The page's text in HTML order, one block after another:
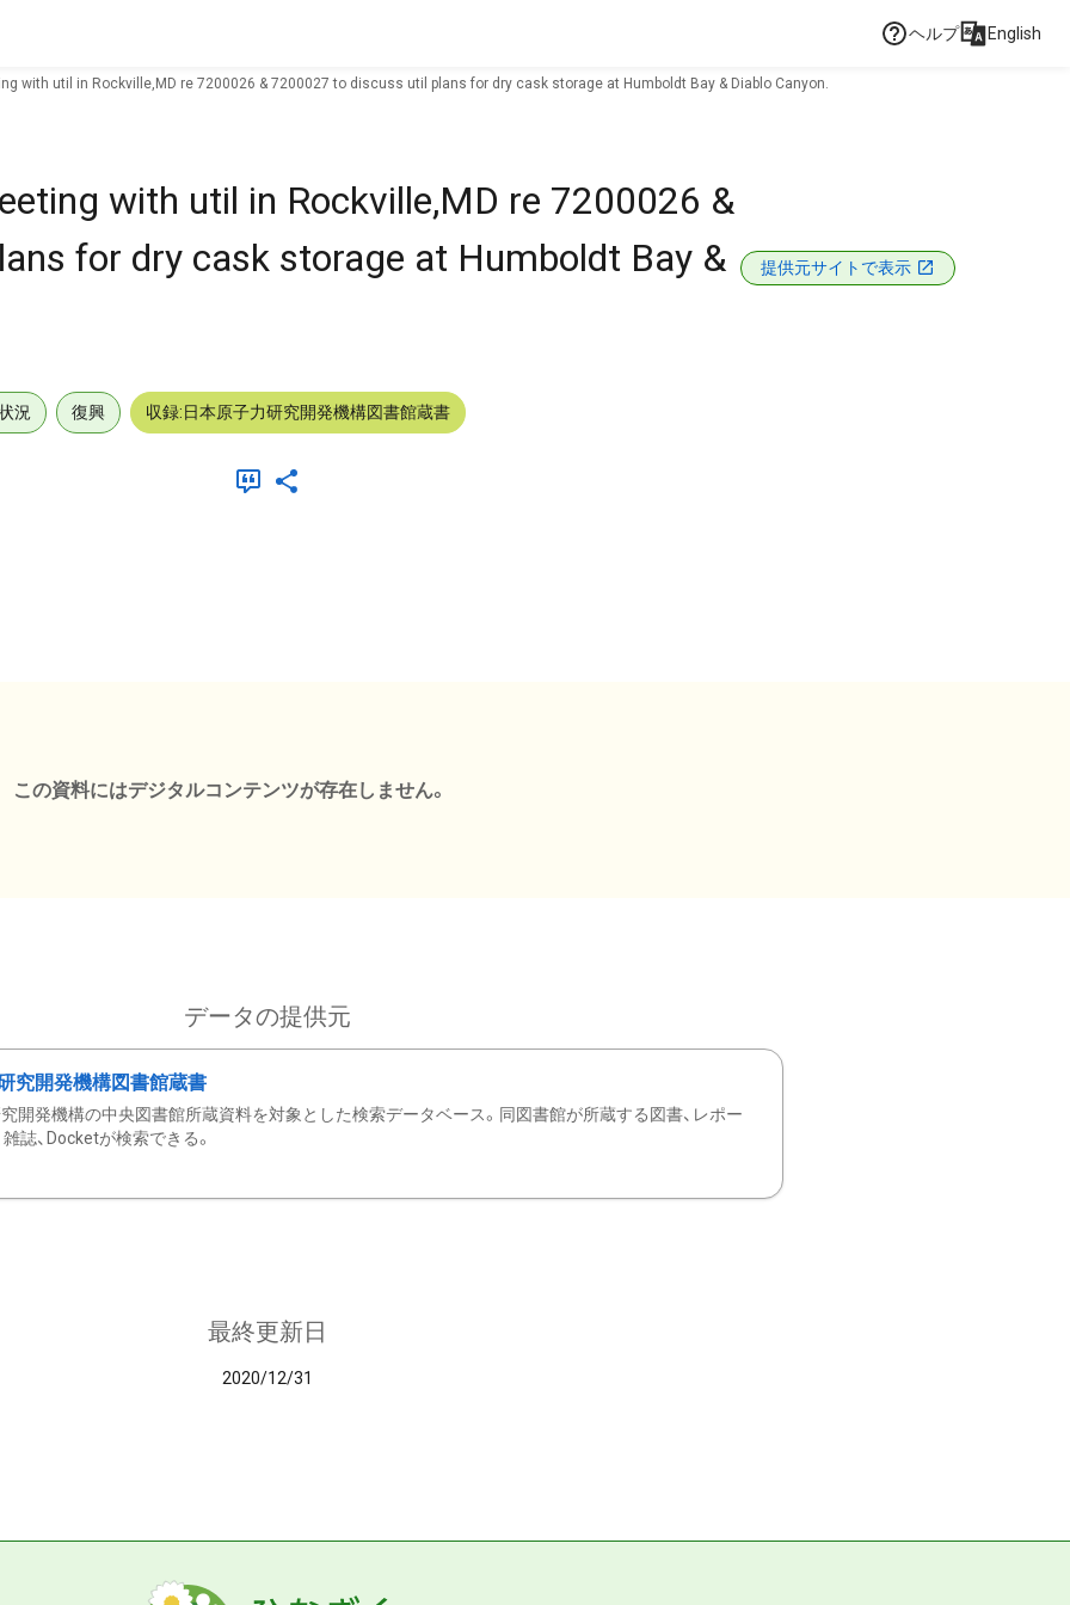
ヘルプ English
with util in Rockville,MD re 7200026 & 7200027 to discuss util plans for dry cask storage at Humboldt Bay & Diablo Canyon.
with util in Rockville,MD re 7200026 &
for dry cask storage at Humboldt Bay &
提供元サイトで表示
況 復興 収録:日本原子力研究開発機構図書館蔵書
この資料にはデジタルコンテンツが存在しません。
データの提供元
究開発機構図書館蔵書
開発機構の中央図書館所蔵資料を対象とした検索データベース。同図書館が所蔵する図書、レポー
雑誌、Docketが検索できる。
最終更新日
2020/12/31